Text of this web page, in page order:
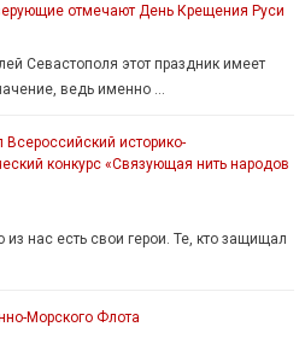
отмечают День Крещения Руси
Севастополя этот праздник имеет
ведь именно …
Всероссийский историко-
конкурс «Связующая нить народов
из нас есть свои герои. Те, кто защищал
Морского Флота